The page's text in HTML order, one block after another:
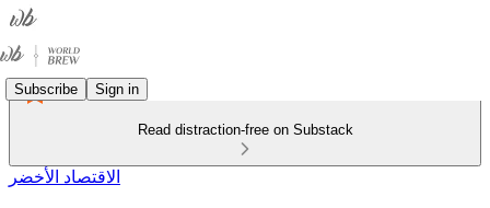
Subscribe Sign in
Read distraction-free on Substack
الاقتصاد الأخضر